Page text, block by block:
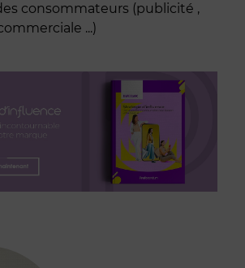
consommateurs (publicité ,
...)